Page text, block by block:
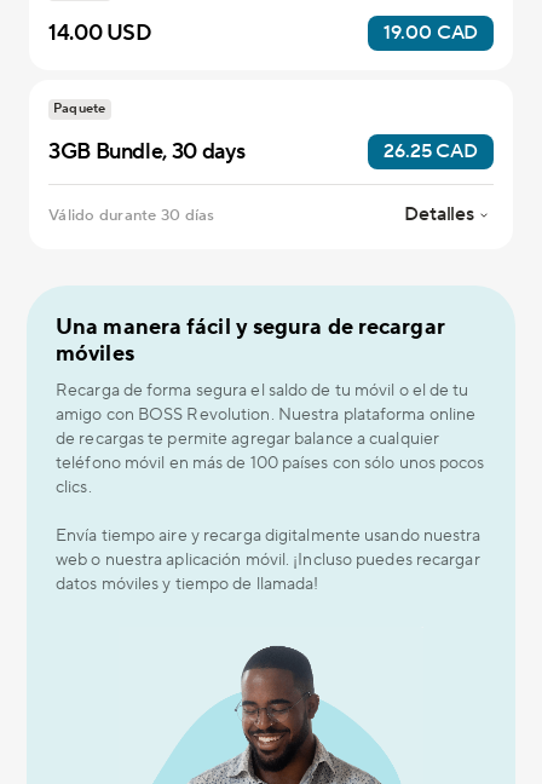
14.00 USD 19.00 CAD
Paquete
3GB Bundle, 30 days 26.25 CAD
Válido durante 30 días Detalles
Una manera fácil y segura de recargar
móviles
Recarga de forma segura el saldo de tu móvil o el de tu
amigo con BOSS Revolution. Nuestra plataforma online
de recargas te permite agregar balance a cualquier
teléfono móvil en más de 100 países con sólo unos pocos
clics.
Envía tiempo aire y recarga digitalmente usando nuestra
web o nuestra aplicación móvil. ¡Incluso puedes recargar
datos móviles y tiempo de llamada!